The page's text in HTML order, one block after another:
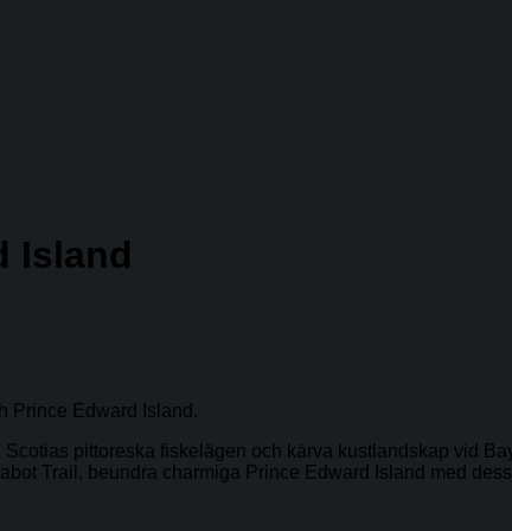
Island
Prince Edward Island.
pittoreska fiskelägen och kärva kustlandskap vid
Trail, beundra charmiga Prince Edward Island med